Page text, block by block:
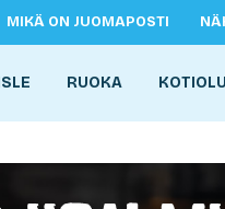
MIKÄ ON JUOMAPOSTI
RUOKA